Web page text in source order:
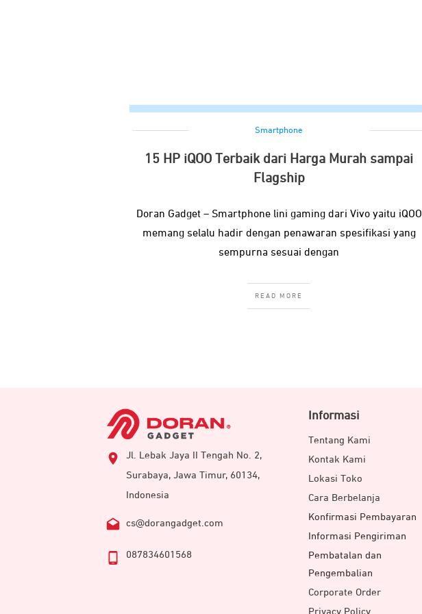
Smartphone
15 HP iQOO Terbaik dari Harga Murah sampai
Flagship
Doran Gadget – Smartphone lini gaming dari Vivo yaitu iQOO
memang selalu hadir dengan penawaran spesifikasi yang
sempurna sesuai dengan
READ MORE
Jl. Lebak Jaya II Tengah No. 2,
Surabaya, Jawa Timur, 60134,
Indonesia
cs@dorangadget.com
087834601568
Informasi
Tentang Kami
Kontak Kami
Lokasi Toko
Cara Berbelanja
Konfirmasi Pembayaran
Informasi Pengiriman
Pembatalan dan
Pengembalian
Corporate Order
Privacy Policy